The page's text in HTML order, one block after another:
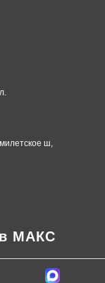
МАКС
ш,